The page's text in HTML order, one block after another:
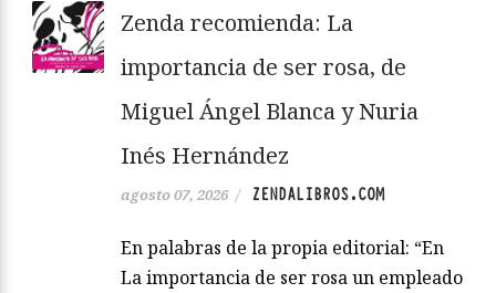
Zenda recomienda: La
importancia de ser rosa, de
Miguel Ángel Blanca y Nuria
Inés Hernández
agosto 07, 2026 / ZENDALIBROS.COM
En palabras de la propia editorial: “En
La importancia de ser rosa un empleado